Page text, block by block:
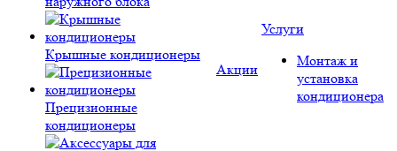
Крышные кондиционеры
Прецизионные
кондиционеры
Акции
Услуги
Монтаж и
установка
кондиционера